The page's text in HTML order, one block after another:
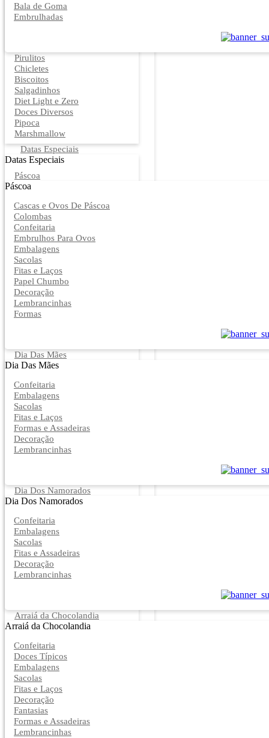
Bala de Goma
Embrulhadas
Pirulitos
Chicletes
Biscoitos
Salgadinhos
Diet Light e Zero
Doces Diversos
Pipoca
Marshmallow
Datas Especiais
Datas Especiais
Páscoa
Páscoa
Cascas e Ovos De Páscoa
Colombas
Confeitaria
Embrulhos Para Ovos
Embalagens
Sacolas
Fitas e Laços
Papel Chumbo
Decoração
Lembrancinhas
Formas
Dia Das Mães
Dia Das Mães
Confeitaria
Embalagens
Sacolas
Fitas e Laços
Formas e Assadeiras
Decoração
Lembrancinhas
Dia Dos Namorados
Dia Dos Namorados
Confeitaria
Embalagens
Sacolas
Fitas e Assadeiras
Decoração
Lembrancinhas
Arraiá da Chocolandia
Arraiá da Chocolandia
Confeitaria
Doces Típicos
Embalagens
Sacolas
Fitas e Laços
Decoração
Fantasias
Formas e Assadeiras
Lembrancinhas